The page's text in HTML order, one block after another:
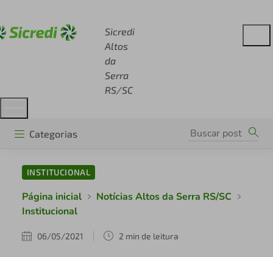
Sicredi
Altos
da
Serra
RS/SC
Categorias
INSTITUCIONAL
Página inicial
Notícias Altos da Serra RS/SC
Institucional
06/05/2021 2 min de leitura